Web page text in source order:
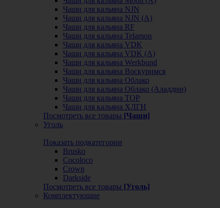
Чаши для кальяна NJN
Чаши для кальяна NJN (А)
Чаши для кальяна RF
Чаши для кальяна Telamon
Чаши для кальяна VDK
Чаши для кальяна VDK (А)
Чаши для кальяна Werkbund
Чаши для кальяна Воскуримся
Чаши для кальяна Облако
Чаши для кальяна Облако (Аладдин)
Чаши для кальяна ТОР
Чаши для кальяна ХЛГН
Посмотреть все товары [Чаши]
Уголь
Показать подкатегории
Brusko
Cocoloco
Crown
Darkside
Посмотреть все товары [Уголь]
Комплектующие